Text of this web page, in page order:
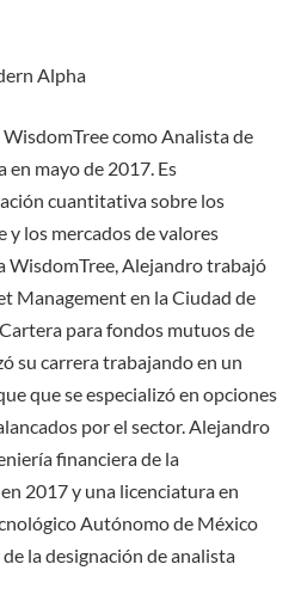
Alpha
como Analista de
mayo de 2017. Es
cuantitativa sobre los
los mercados de valores
WisdomTree, Alejandro trabajó
Management en la Ciudad de
para fondos mutuos de
su carrera trabajando en un
que se especializó en opciones
por el sector. Alejandro
financiera de la
2017 y una licenciatura en
Autónomo de México
la designación de analista